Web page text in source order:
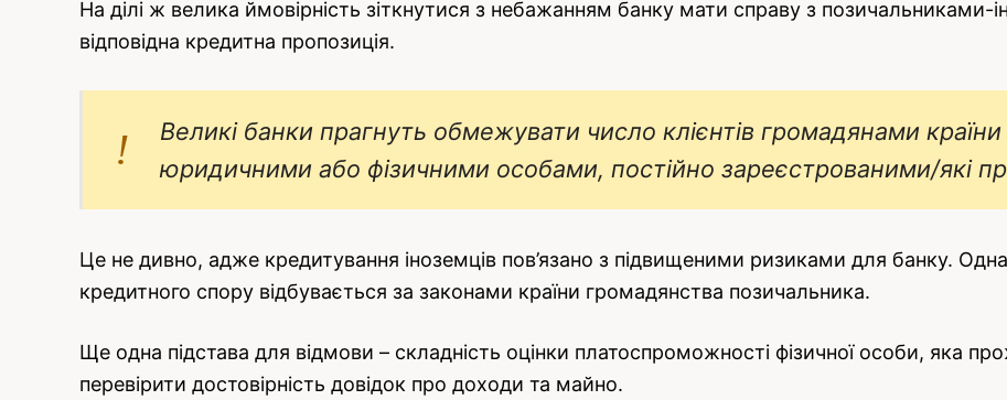
На ділі ж велика ймовірність зіткнутися з небажанням банку мати справу з позичальниками-
відповідна кредитна пропозиція.
Великі банки прагнуть обмежувати число клієнтів громадянами
юридичними або фізичними особами, постійно зареєстрованими/які
Це не дивно, адже кредитування іноземців пов’язано з підвищеними ризиками для банку.
кредитного спору відбувається за законами країни громадянства позичальника.
Ще одна підстава для відмови – складність оцінки платоспроможності фізичної особи, яка
перевірити достовірність довідок про доходи та майно.